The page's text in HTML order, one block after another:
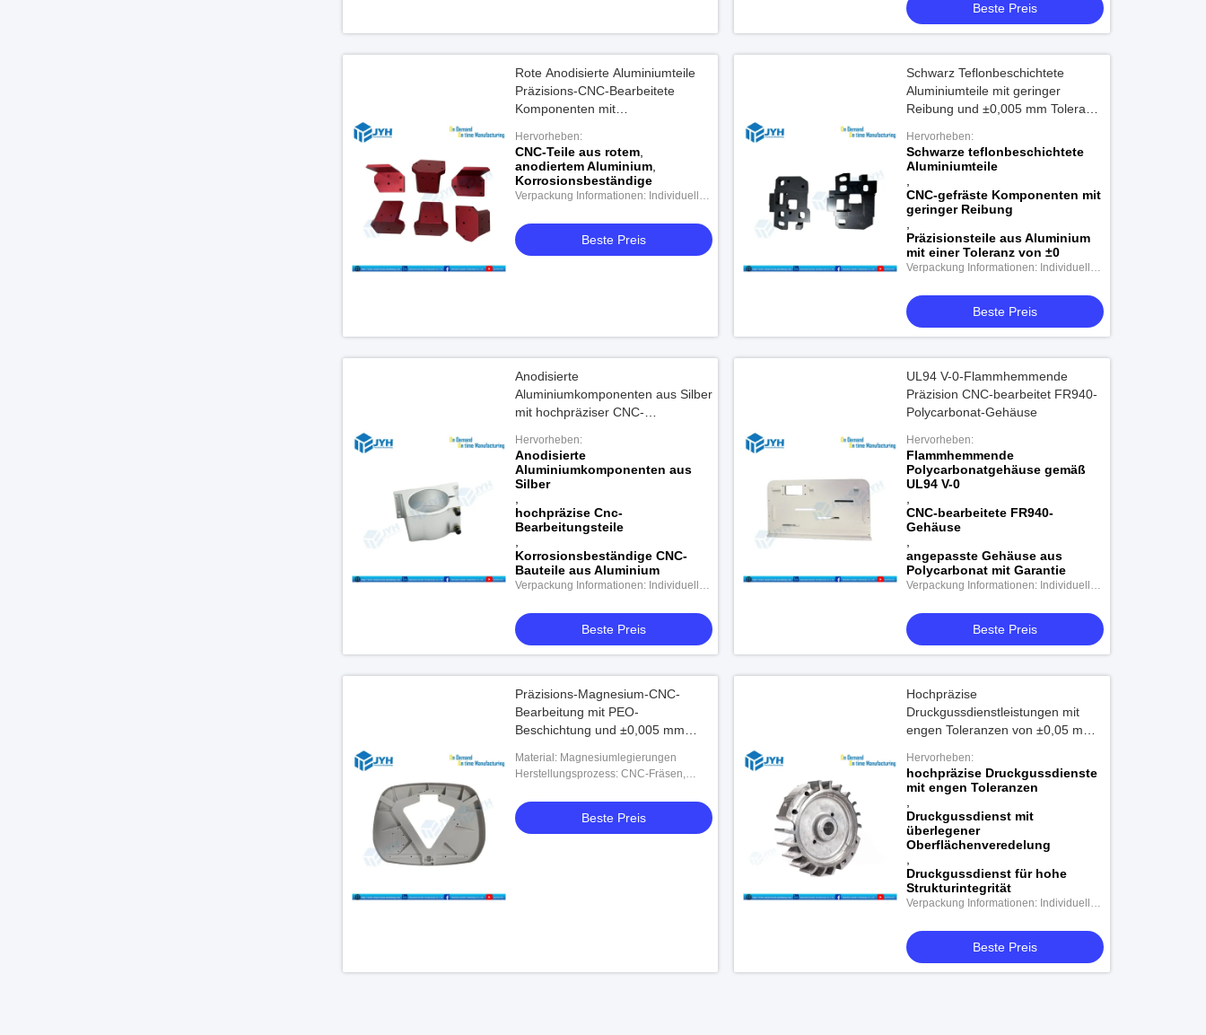
Beste Preis
Rote Anodisierte Aluminiumteile
Präzisions-CNC-Bearbeitete
Komponenten mit
Hervorheben:
CNC-Teile aus rotem
anodiertem Aluminium
Korrosionsbeständige
Verpackung Informationen: Individuelle
Beste Preis
Schwarz Teflonbeschichtete
Aluminiumteile mit geringer
Reibung und ±0,005 mm Toleranz
Komponenten
Hervorheben:
Schwarze teflonbeschichtete
Aluminiumteile
CNC-gefräste Komponenten mit
geringer Reibung
Präzisionsteile aus Aluminium
mit einer Toleranz von ±0
Verpackung Informationen: Individuelle
Beste Preis
Anodisierte
Aluminiumkomponenten aus Silber
mit hochpräziser CNC-
Korrosionsbeständigkeit
Hervorheben:
Anodisierte
Aluminiumkomponenten aus
Silber
hochpräzise Cnc-
Bearbeitungsteile
Korrosionsbeständige CNC-
Bauteile aus Aluminium
Verpackung Informationen: Individuelle
Beste Preis
UL94 V-0-Flammhemmende
Präzision CNC-bearbeitet FR940-
Polycarbonat-Gehäuse
Hervorheben:
Flammhemmende
Polycarbonatgehäuse gemäß
UL94 V-0
CNC-bearbeitete FR940-
Gehäuse
angepasste Gehäuse aus
Polycarbonat mit Garantie
Verpackung Informationen: Individuelle
Beste Preis
Präzisions-Magnesium-CNC-
Bearbeitung mit PEO-
Beschichtung und ±0,005 mm
Raumfahrtanwendungen
Material: Magnesiumlegierungen
Herstellungsprozess: CNC-Fräsen,
Beste Preis
Hochpräzise
Druckgussdienstleistungen mit
engen Toleranzen von ±0,05 mm
Oberflächenbeschaffenheit Ra 0,8
bis 3,2 für hohe strukturelle
Hervorheben:
hochpräzise Druckgussdienste
mit engen Toleranzen
Druckgussdienst mit
überlegener
Oberflächenveredelung
Druckgussdienst für hohe
Strukturintegrität
Verpackung Informationen: Individuelle
Beste Preis